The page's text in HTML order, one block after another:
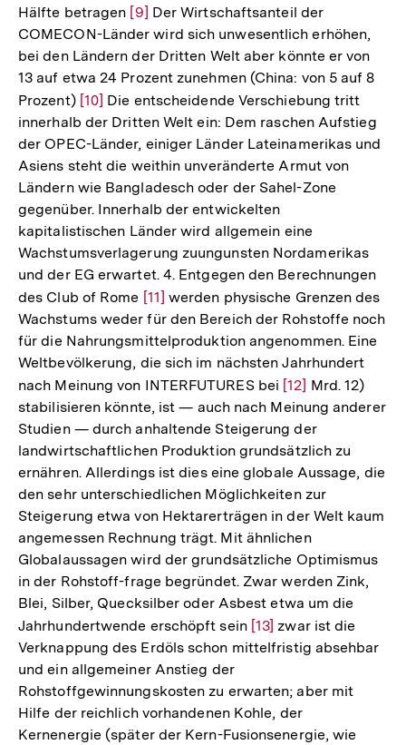
Hälfte betragen Zur
Auflösung
der
Fußnote
[9] Der Wirtschaftsanteil der
COMECON-Länder wird sich unwesentlich erhöhen,
bei den Ländern der Dritten Welt aber könnte er von
13 auf etwa 24 Prozent zunehmen (China: von 5 auf 8
Prozent) Zur
Auflösung
der
Fußnote
[10] Die entscheidende Verschiebung tritt
innerhalb der Dritten Welt ein: Dem raschen Aufstieg
der OPEC-Länder, einiger Länder Lateinamerikas und
Asiens steht die weithin unveränderte Armut von
Ländern wie Bangladesch oder der Sahel-Zone
gegenüber. Innerhalb der entwickelten
kapitalistischen Länder wird allgemein eine
Wachstumsverlagerung zuungunsten Nordamerikas
und der EG erwartet. 4. Entgegen den Berechnungen
des Club of Rome Zur
Auflösung
der
Fußnote
[11] werden physische Grenzen des
Wachstums weder für den Bereich der Rohstoffe noch
für die Nahrungsmittelproduktion angenommen. Eine
Weltbevölkerung, die sich im nächsten Jahrhundert
nach Meinung von INTERFUTURES bei Zur
Auflösung
der
Fußnote
[12] Mrd. 12)
stabilisieren könnte, ist — auch nach Meinung anderer
Studien — durch anhaltende Steigerung der
landwirtschaftlichen Produktion grundsätzlich zu
ernähren. Allerdings ist dies eine globale Aussage, die
den sehr unterschiedlichen Möglichkeiten zur
Steigerung etwa von Hektarerträgen in der Welt kaum
angemessen Rechnung trägt. Mit ähnlichen
Globalaussagen wird der grundsätzliche Optimismus
in der Rohstoff-frage begründet. Zwar werden Zink,
Blei, Silber, Quecksilber oder Asbest etwa um die
Jahrhundertwende erschöpft sein Zur
Auflösung
Fußnote
[13] zwar ist die
Verknappung des Erdöls schon mittelfristig absehbar
und ein allgemeiner Anstieg der
Rohstoffgewinnungskosten zu erwarten; aber mit
Hilfe der reichlich vorhandenen Kohle, der
Kernenergie (später der Kern-Fusionsenergie, wie